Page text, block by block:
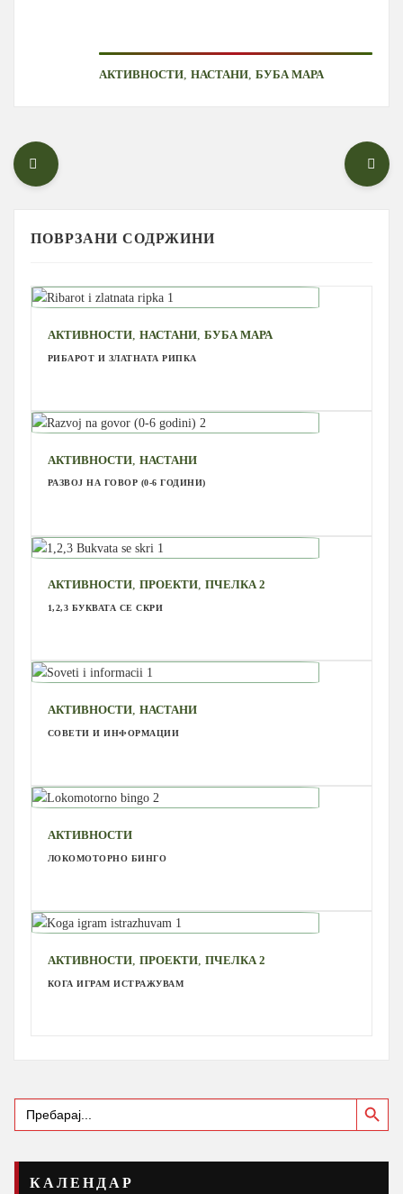
АКТИВНОСТИ ,НАСТАНИ ,БУБА МАРА
ПОВРЗАНИ СОДРЖИНИ
АКТИВНОСТИ, НАСТАНИ, БУБА МАРА
РИБАРОТ И ЗЛАТНАТА РИПКА
АКТИВНОСТИ, НАСТАНИ
РАЗВОЈ НА ГОВОР (0-6 ГОДИНИ)
АКТИВНОСТИ, ПРОЕКТИ, ПЧЕЛКА 2
1,2,3 БУКВАТА СЕ СКРИ
АКТИВНОСТИ, НАСТАНИ
СОВЕТИ И ИНФОРМАЦИИ
АКТИВНОСТИ
ЛОКОМОТОРНО БИНГО
АКТИВНОСТИ, ПРОЕКТИ, ПЧЕЛКА 2
КОГА ИГРАМ ИСТРАЖУВАМ
Search
for:
Search Button
КАЛЕНДАР